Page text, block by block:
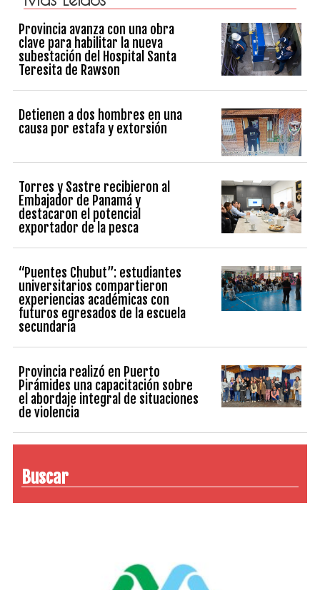
Provincia avanza con una obra
clave para habilitar la nueva
subestación del Hospital Santa
Teresita de Rawson
Detienen a dos hombres en una
causa por estafa y extorsión
Torres y Sastre recibieron al
Embajador de Panamá y
destacaron el potencial
exportador de la pesca
“Puentes Chubut”: estudiantes
universitarios compartieron
experiencias académicas con
futuros egresados de la escuela
secundaria
Provincia realizó en Puerto
Pirámides una capacitación sobre
el abordaje integral de situaciones
de violencia
Buscar